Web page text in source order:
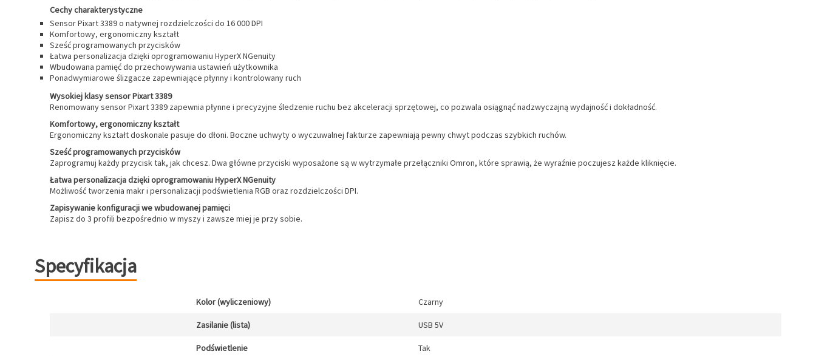
Cechy charakterystyczne
Sensor Pixart 3389 o natywnej rozdzielczości do 16 000 DPI
Komfortowy, ergonomiczny kształt
Sześć programowanych przycisków
Łatwa personalizacja dzięki oprogramowaniu HyperX NGenuity
Wbudowana pamięć do przechowywania ustawień użytkownika
Ponadwymiarowe ślizgacze zapewniające płynny i kontrolowany ruch
Wysokiej klasy sensor Pixart 3389
Renomowany sensor Pixart 3389 zapewnia płynne i precyzyjne śledzenie ruchu bez akceleracji sprzętowej, co pozwala osiągnąć nadzwyczajną wydajność i dokładność.
Komfortowy, ergonomiczny kształt
Ergonomiczny kształt doskonale pasuje do dłoni. Boczne uchwyty o wyczuwalnej fakturze zapewniają pewny chwyt podczas szybkich ruchów.
Sześć programowanych przycisków
Zaprogramuj każdy przycisk tak, jak chcesz. Dwa główne przyciski wyposażone są w wytrzymałe przełączniki Omron, które sprawią, że wyraźnie poczujesz każde kliknięcie.
Łatwa personalizacja dzięki oprogramowaniu HyperX NGenuity
Możliwość tworzenia makr i personalizacji podświetlenia RGB oraz rozdzielczości DPI.
Zapisywanie konfiguracji we wbudowanej pamięci
Zapisz do 3 profili bezpośrednio w myszy i zawsze miej je przy sobie.
Specyfikacja
Kolor (wyliczeniowy) Czarny
Zasilanie (lista) USB 5V
Podświetlenie Tak